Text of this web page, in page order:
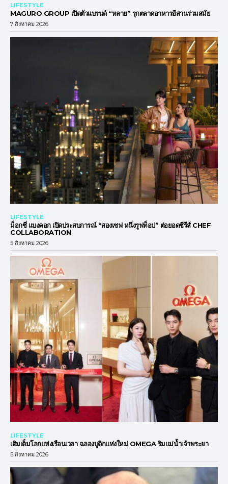
LIFESTYLE
MAGURO GROUP เปิดตัวแบรนด์ “หลาย” รุกตลาดอาหารอีสานร่วมสมัย
7 สิงหาคม 2026
LIFESTYLE
ม็อกซี่ แบงคอก เปิดประสบการณ์ “สองเชฟ หนึ่งรูฟท็อป” ต่อยอดซีรีส์ CHEF
COLLABORATION
5 สิงหาคม 2026
LIFESTYLE
เติมเต็มโลกแห่งเรือนเวลา ฉลองบูติกแห่งใหม่ OMEGA ริมแม่น้ำเจ้าพระยา
5 สิงหาคม 2026